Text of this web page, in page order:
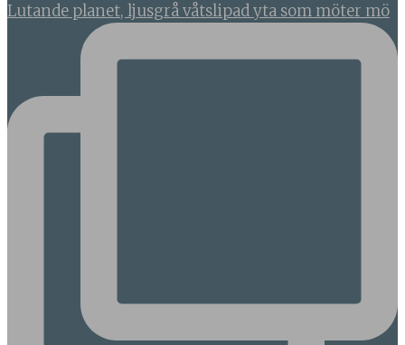
Lutande planet, ljusgrå våtslipad yta som möter mö